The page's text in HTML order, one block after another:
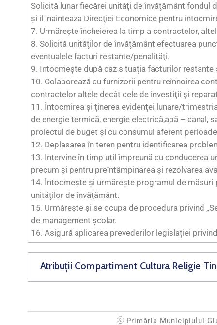
Solicită lunar fiecărei unităţi de învăţământ fondul
şi îl înaintează Direcţiei Economice pentru
7. Urmăreşte încheierea la timp a contractelor,
8. Solicită unităţilor de învăţământ efectuarea
eventualele facturi restante/penalităţi.
9. Întocmeşte după caz situaţia facturilor restante
10. Colaborează cu furnizorii pentru reînnoirea
contractelor altele decât cele de investiţii şi
11. Întocmirea şi ţinerea evidenţei lunare/
de energie termică, energie electrică,apă – canal,
proiectul de buget şi cu consumul aferent
12. Deplasarea în teren pentru identificarea
13. Intervine în timp util împreună cu conducerea
precum şi pentru preîntâmpinarea şi rezolvarea
14. Întocmeşte şi urmăreşte programul de
unităţilor de învăţământ.
15. Urmărește și se ocupa de procedura privind
de management școlar.
16. Asigură aplicarea prevederilor legislației
Atribuții Compartiment Cultura Religie
Primăria Municipiului